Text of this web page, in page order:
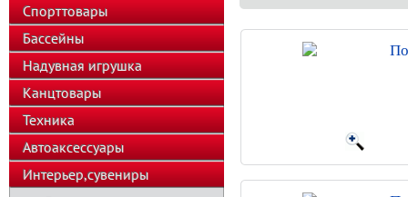
Спорттовары
Бассейны
Надувная игрушка
Канцтовары
Техника
Автоаксессуары
Интерьер,сувениры